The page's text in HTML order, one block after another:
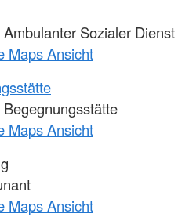
Sozialer Dienst
Maps Ansicht
Maps Ansicht
Maps Ansicht